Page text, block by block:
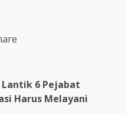
6 Pejabat
Harus Melayani